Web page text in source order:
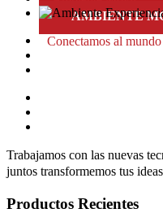
AMBIENTE
Conectamos al
Trabajamos con las nuevas
juntos transformemos tus
Productos Recientes